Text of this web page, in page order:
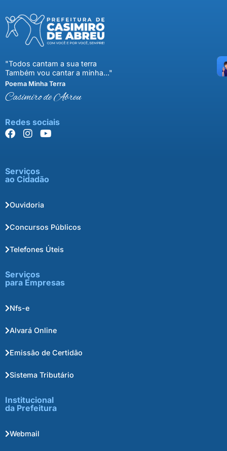
"Todos cantam a sua terra
Também vou cantar a minha..."
Poema Minha Terra
Casimiro de Abreu
Redes sociais
Serviços
ao Cidadão
Ouvidoria
Concursos Públicos
Telefones Úteis
Serviços
para Empresas
Nfs-e
Alvará Online
Emissão de Certidão
Sistema Tributário
Institucional
da Prefeitura
Webmail